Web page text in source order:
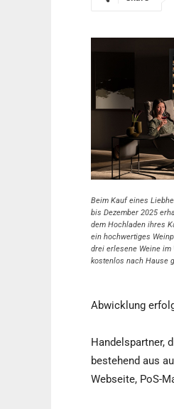
Beim Kauf eines
bis Dezember 2025
dem Hochladen ihres
ein hochwertiges
drei erlesene Weine im
kostenlos nach Hause
Abwicklung
Handelspartner,
bestehend aus
Webseite, PoS-